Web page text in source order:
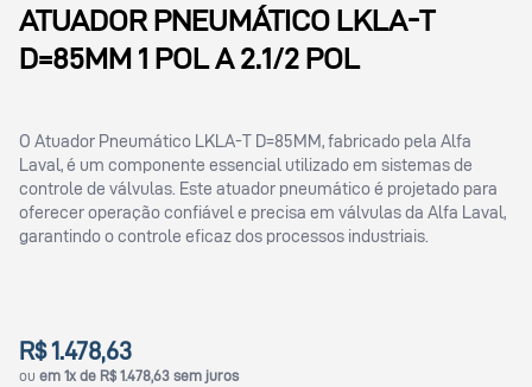
ATUADOR PNEUMÁTICO LKLA-T
D=85MM 1 POL A 2.1/2 POL
O Atuador Pneumático LKLA-T D=85MM, fabricado pela Alfa
Laval, é um componente essencial utilizado em sistemas de
controle de válvulas. Este atuador pneumático é projetado para
oferecer operação confiável e precisa em válvulas da Alfa Laval,
garantindo o controle eficaz dos processos industriais.
R$ 1.478,63
ou em 1x de R$ 1.478,63 sem juros